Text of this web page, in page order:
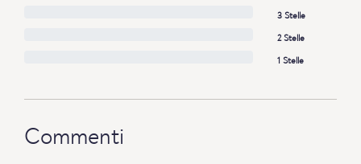
3 Stelle
2 Stelle
1 Stelle
Commenti